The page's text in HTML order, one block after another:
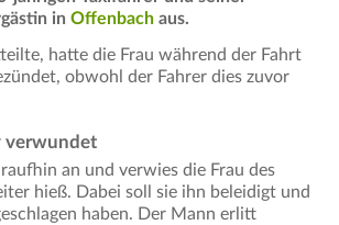
in Offenbach aus.
hatte die Frau während der Fahrt
obwohl der Fahrer dies zuvor
verwundet
an und verwies die Frau des
hieß. Dabei soll sie ihn beleidigt und
haben. Der Mann erlitt